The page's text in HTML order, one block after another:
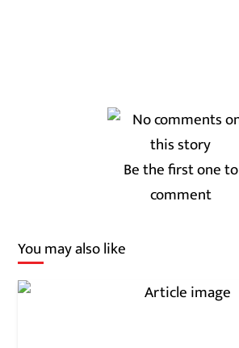
Be the first one to
comment
You may also like